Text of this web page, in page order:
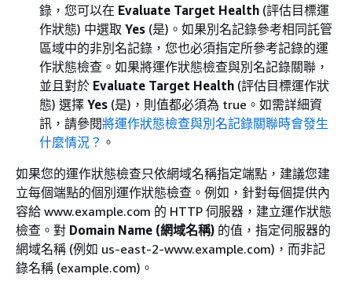
錄，您可以在 Evaluate Target Health (評估目標運
作狀態) 中選取 Yes (是)。如果別名記錄參考相同託管
區域中的非別名記錄，您也必須指定所參考記錄的運
作狀態檢查。如果將運作狀態檢查與別名記錄關聯，
並且對於 Evaluate Target Health (評估目標運作狀
態) 選擇 Yes (是)，則值都必須為 true。如需詳細資
訊，請參閱將運作狀態檢查與別名記錄關聯時會發生
什麼情況？ 。
如果您的運作狀態檢查只依網域名稱指定端點，建議您建
立每個端點的個別運作狀態檢查。例如，針對每個提供內
容給 www.example.com 的 HTTP 伺服器，建立運作狀態
檢查。對 Domain Name (網域名稱) 的值，指定伺服器的
網域名稱 (例如 us-east-2-www.example.com)，而非記
錄名稱 (example.com)。